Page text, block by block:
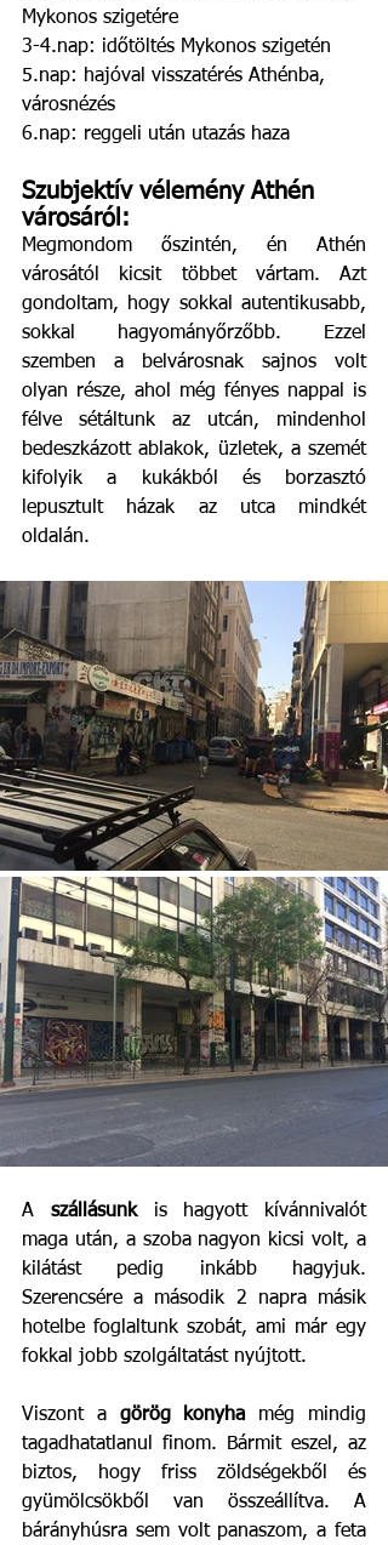
Mykonos szigetére
3-4.nap: időtöltés Mykonos szigetén
5.nap: hajóval visszatérés Athénba,
városnézés
6.nap: reggeli után utazás haza
Szubjektív vélemény Athén
városáról:
Megmondom őszintén, én Athén
városától kicsit többet vártam. Azt
gondoltam, hogy sokkal autentikusabb,
sokkal hagyományőrzőbb. Ezzel
szemben a belvárosnak sajnos volt
olyan része, ahol még fényes nappal is
félve sétáltunk az utcán, mindenhol
bedeszkázott ablakok, üzletek, a szemét
kifolyik a kukákból és borzasztó
lepusztult házak az utca mindkét
oldalán.
A szállásunk is hagyott kívánnivalót
maga után, a szoba nagyon kicsi volt, a
kilátást pedig inkább hagyjuk.
Szerencsére a második 2 napra másik
hotelbe foglaltunk szobát, ami már egy
fokkal jobb szolgáltatást nyújtott.
Viszont a görög konyha még mindig
tagadhatatlanul finom. Bármit eszel, az
biztos, hogy friss zöldségekből és
gyümölcsökből van összeállítva. A
bárányhúsra sem volt panaszom, a feta